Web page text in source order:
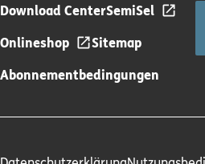
Download CenterSemiSel
Onlineshop
Sitemap
Abonnementbedingungen